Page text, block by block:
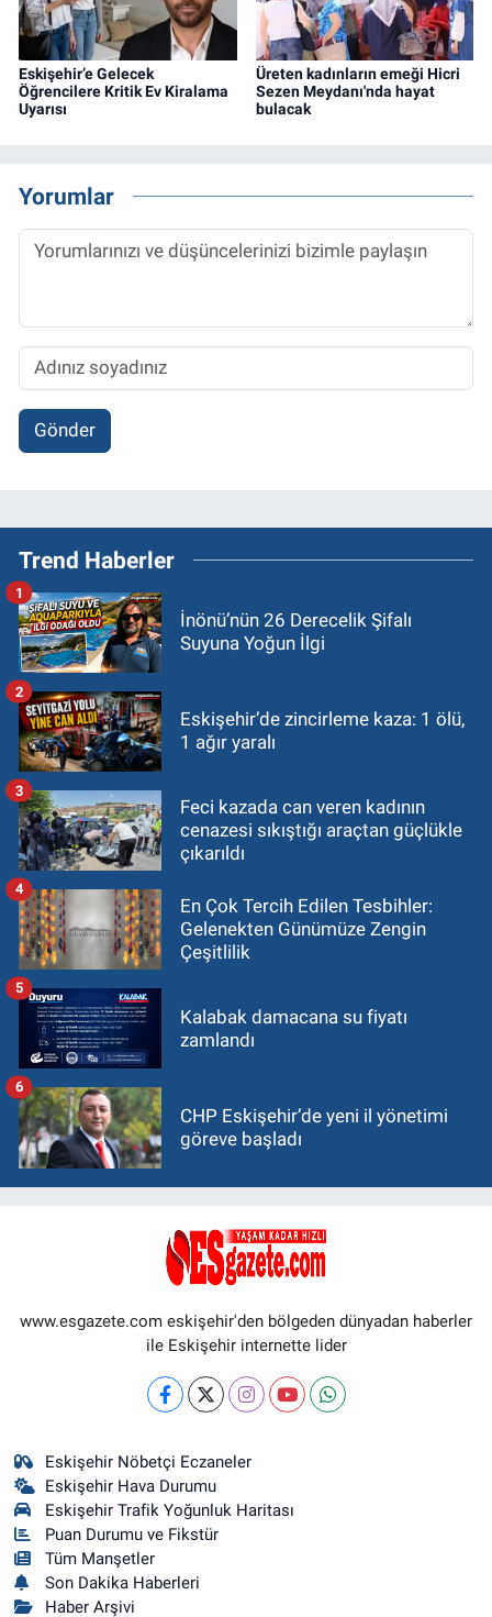
Eskişehir’e Gelecek
Öğrencilere Kritik Ev Kiralama
Uyarısı
Üreten kadınların emeği Hicri
Sezen Meydanı'nda hayat
bulacak
Yorumlar
Gönder
Trend Haberler
İnönü’nün 26 Derecelik Şifalı
Suyuna Yoğun İlgi
1
Eskişehir’de zincirleme kaza: 1 ölü,
1 ağır yaralı
2
Feci kazada can veren kadının
cenazesi sıkıştığı araçtan güçlükle
çıkarıldı
3
En Çok Tercih Edilen Tesbihler:
Gelenekten Günümüze Zengin
Çeşitlilik
4
Kalabak damacana su fiyatı
zamlandı
5
CHP Eskişehir’de yeni il yönetimi
göreve başladı
6
www.esgazete.com eskişehir'den bölgeden dünyadan haberler
ile Eskişehir internette lider
Eskişehir Nöbetçi Eczaneler
Eskişehir Hava Durumu
Eskişehir Trafik Yoğunluk Haritası
Puan Durumu ve Fikstür
Tüm Manşetler
Son Dakika Haberleri
Haber Arşivi